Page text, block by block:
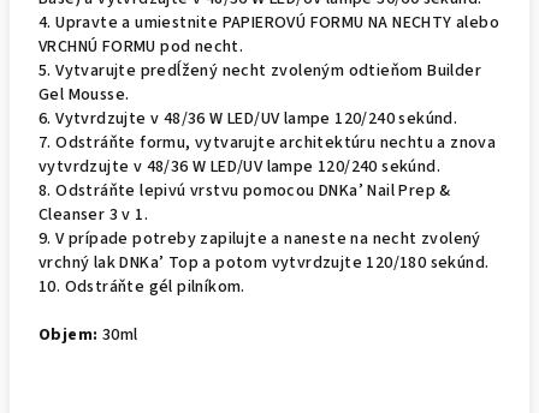
4. Upravte a umiestnite PAPIEROVÚ FORMU NA NECHTY alebo
VRCHNÚ FORMU pod necht.
5. Vytvarujte predĺžený necht zvoleným odtieňom Builder
Gel Mousse.
6. Vytvrdzujte v 48/36 W LED/UV lampe 120/240 sekúnd.
7. Odstráňte formu, vytvarujte architektúru nechtu a znova
vytvrdzujte v 48/36 W LED/UV lampe 120/240 sekúnd.
8. Odstráňte lepivú vrstvu pomocou DNKa’ Nail Prep &
Cleanser 3 v 1.
9. V prípade potreby zapilujte a naneste na necht zvolený
vrchný lak DNKa’ Top a potom vytvrdzujte 120/180 sekúnd.
10. Odstráňte gél pilníkom.
Objem: 30ml